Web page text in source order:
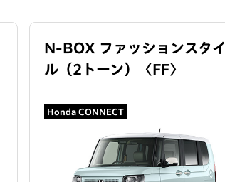
N-BOX ファッションスタイ
ル（2トーン）
〈FF〉
Honda CONNECT